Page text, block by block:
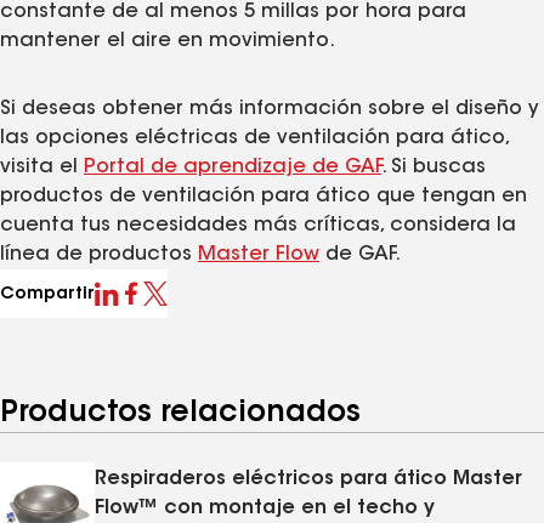
constante de al menos 5 millas por hora para
mantener el aire en movimiento.
Si deseas obtener más información sobre el diseño y
las opciones eléctricas de ventilación para ático,
visita el
Portal de aprendizaje de GAF. Si buscas
productos de ventilación para ático que tengan en
cuenta tus necesidades más críticas, considera la
línea de productos Master Flow de GAF.
Compartir
Productos relacionados
Respiraderos eléctricos para ático Master
Flow™ con montaje en el techo y